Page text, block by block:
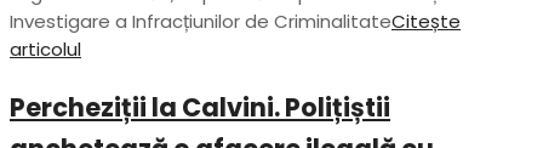
Investigare a Infracțiunilor de CriminalitateCitește
articolul
Percheziții la Calvini. Polițiștii